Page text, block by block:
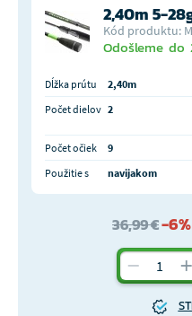
2,40m 5-
Kód produktu:
Odošleme
Dĺžka prútu 2,40m
Počet dielov 2
Počet očiek 9
Použitie s
navijakom
36,99 €-6%